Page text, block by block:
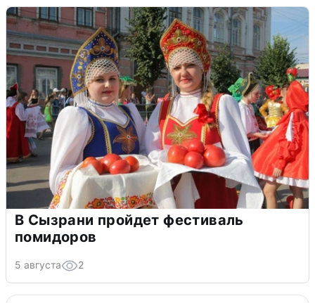
В Сызрани пройдет фестиваль
помидоров
5 августа 2